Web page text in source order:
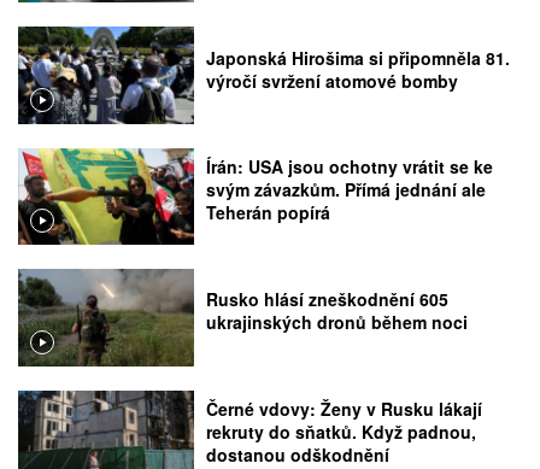
Japonská Hirošima si připomněla 81.
výročí svržení atomové bomby
Írán: USA jsou ochotny vrátit se ke
svým závazkům. Přímá jednání ale
Teherán popírá
Rusko hlásí zneškodnění 605
ukrajinských dronů během noci
Černé vdovy: Ženy v Rusku lákají
rekruty do sňatků. Když padnou,
dostanou odškodnění